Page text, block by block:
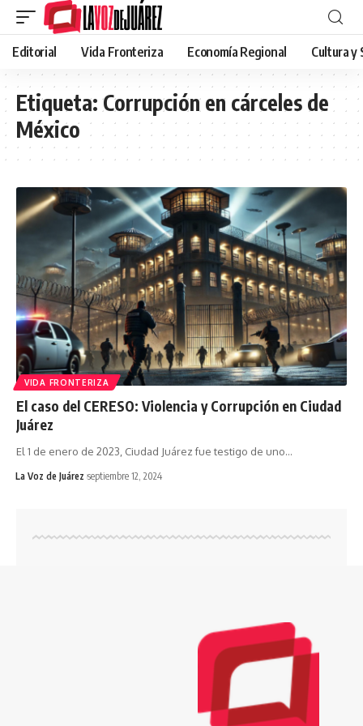
Editorial Vida Fronteriza Economía Regional Cultura y
Etiqueta:Corrupción en cárceles de
México
VIDA FRONTERIZA
El caso del CERESO: Violencia y Corrupción en Ciudad
Juárez
El 1 de enero de 2023, Ciudad Juárez fue testigo de uno…
La Voz de Juárez septiembre 12, 2024